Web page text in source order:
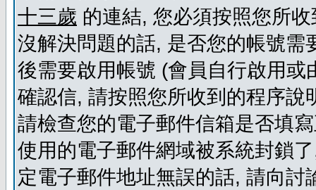
十三歲 的連結, 您必須按照您所
沒解決問題的話, 是否您的帳號
後需要啟用帳號 (會員自行啟用
確認信, 請按照您所收到的程序
請檢查您的電子郵件信箱是否填
使用的電子郵件網域被系統封鎖
定電子郵件地址無誤的話, 請向